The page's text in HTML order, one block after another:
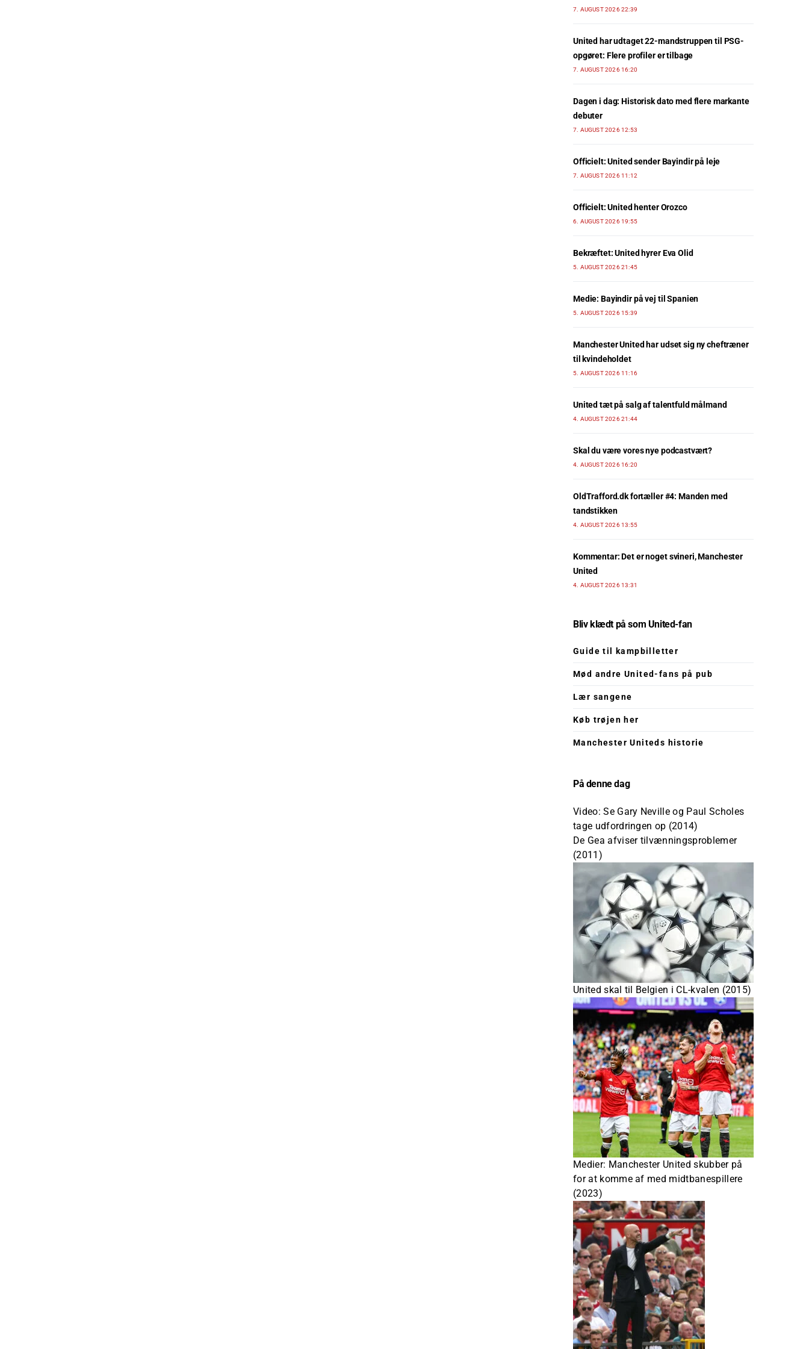
7. AUGUST 2026 22:39
United har udtaget 22-mandstruppen til PSG-
opgøret: Flere profiler er tilbage
7. AUGUST 2026 16:20
Dagen i dag: Historisk dato med flere markante
debuter
7. AUGUST 2026 12:53
Officielt: United sender Bayindir på leje
7. AUGUST 2026 11:12
Officielt: United henter Orozco
6. AUGUST 2026 19:55
Bekræftet: United hyrer Eva Olid
5. AUGUST 2026 21:45
Medie: Bayindir på vej til Spanien
5. AUGUST 2026 15:39
Manchester United har udset sig ny cheftræner
til kvindeholdet
5. AUGUST 2026 11:16
United tæt på salg af talentfuld målmand
4. AUGUST 2026 21:44
Skal du være vores nye podcastvært?
4. AUGUST 2026 16:20
OldTrafford.dk fortæller #4: Manden med
tandstikken
4. AUGUST 2026 13:55
Kommentar: Det er noget svineri, Manchester
United
4. AUGUST 2026 13:31
Bliv klædt på som United-fan
Guide til kampbilletter
Mød andre United-fans på pub
Lær sangene
Køb trøjen her
Manchester Uniteds historie
På denne dag
Video: Se Gary Neville og Paul Scholes
tage udfordringen op (2014)
De Gea afviser tilvænningsproblemer
(2011)
United skal til Belgien i CL-kvalen (2015)
Medier: Manchester United skubber på
for at komme af med midtbanespillere
(2023)